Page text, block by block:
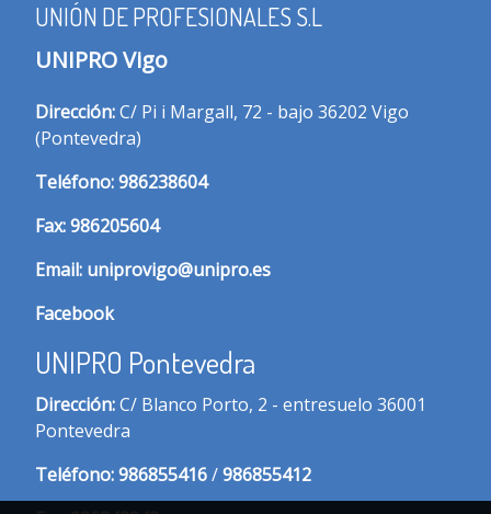
UNIÓN DE PROFESIONALES S.L
UNIPRO Vigo
Dirección:C/ Pi i Margall, 72 - bajo 36202 Vigo
(Pontevedra)
Teléfono:986238604
Fax:986205604
Email: uniprovigo@unipro.es
Facebook
UNIPRO Pontevedra
Dirección:C/ Blanco Porto, 2 - entresuelo 36001
Pontevedra
Teléfono:986855416/986855412